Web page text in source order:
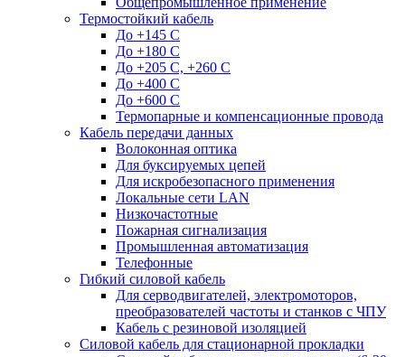
Термостойкий кабель
До +145 С
До +180 C
До +205 С, +260 С
До +400 C
До +600 С
Термопарные и компенсационные провода
Кабель передачи данных
Волоконная оптика
Для буксируемых цепей
Для искробезопасного применения
Локальные сети LAN
Низкочастотные
Пожарная сигнализация
Промышленная автоматизация
Телефонные
Гибкий силовой кабель
Для серводвигателей, электромоторов,
преобразователей частоты и станков с ЧПУ
Кабель с резиновой изоляцией
Силовой кабель для стационарной прокладки